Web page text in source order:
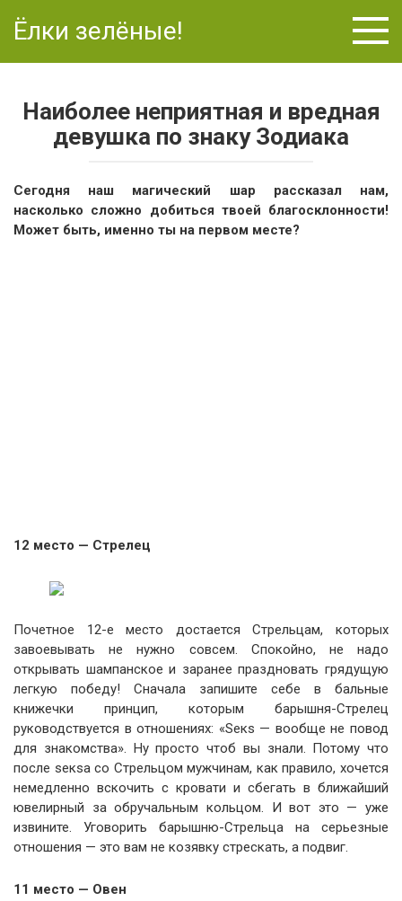
Ёлки зелёные!
Наиболее неприятная и вредная
девушка по знаку Зодиака
Сегодня наш магический шар рассказал нам,
насколько сложно добиться твоей благосклонности!
Может быть, именно ты на первом месте?
12 место — Стрелец
Почетное 12-е место достается Стрельцам, которых
завоевывать не нужно совсем. Спокойно, не надо
открывать шампанское и заранее праздновать грядущую
легкую победу! Сначала запишите себе в бальные
книжечки принцип, которым барышня-Стрелец
руководствуется в отношениях: «Sекs — вообще не повод
для знакомства». Ну просто чтоб вы знали. Потому что
после sекsа со Стрельцом мужчинам, как правило, хочется
немедленно вскочить с кровати и сбегать в ближайший
ювелирный за обручальным кольцом. И вот это — уже
извините. Уговорить барышню-Стрельца на серьезные
отношения — это вам не козявку стрескать, а подвиг.
11 место — Овен